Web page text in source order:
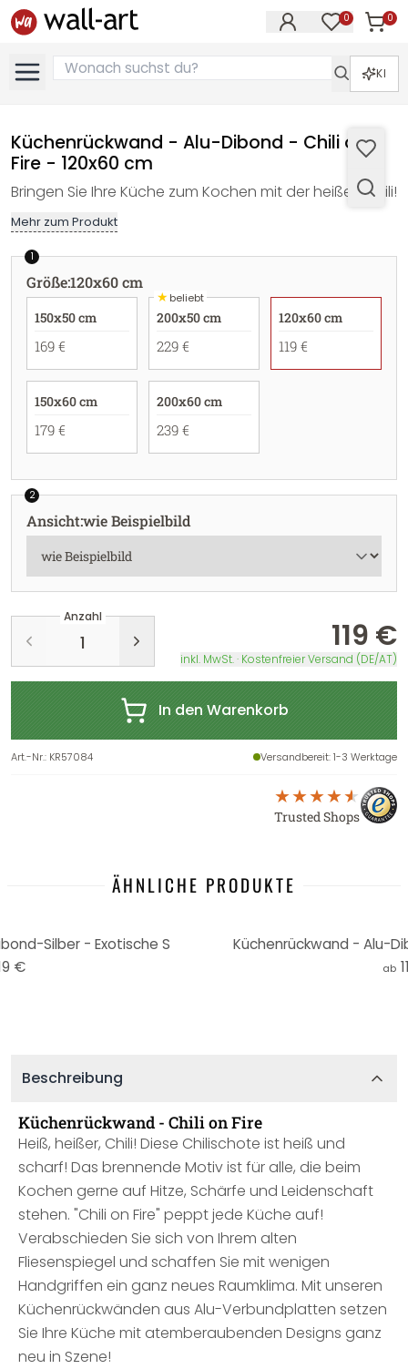
0 0
KI
Küchenrückwand - Alu-Dibond - Chili on
Fire - 120x60 cm
Bringen Sie Ihre Küche zum Kochen mit der heißen Chili!
Mehr zum Produkt
1
Größe:120x60 cm
150x50 cm
169 €
★beliebt
200x50 cm
229 €
120x60 cm
119 €
150x60 cm
179 €
200x60 cm
239 €
2
Ansicht:wie Beispielbild
Anzahl
119 €
inkl. MwSt. · Kostenfreier Versand (DE/AT)
In den Warenkorb
Art.-Nr.: KR57084 Versandbereit: 1-3 Werktage
Trusted Shops
ÄHNLICHE PRODUKTE
Silber - Exotische S
€
Küchenrückwand - Alu-
ab
Beschreibung
Küchenrückwand - Chili on Fire
Heiß, heißer, Chili! Diese Chilischote ist heiß und
scharf! Das brennende Motiv ist für alle, die beim
Kochen gerne auf Hitze, Schärfe und Leidenschaft
stehen. "Chili on Fire" peppt jede Küche auf!
Verabschieden Sie sich von Ihrem alten
Fliesenspiegel und schaffen Sie mit wenigen
Handgriffen ein ganz neues Raumklima. Mit unseren
Küchenrückwänden aus Alu-Verbundplatten setzen
Sie Ihre Küche mit atemberaubenden Designs ganz
neu in Szene!